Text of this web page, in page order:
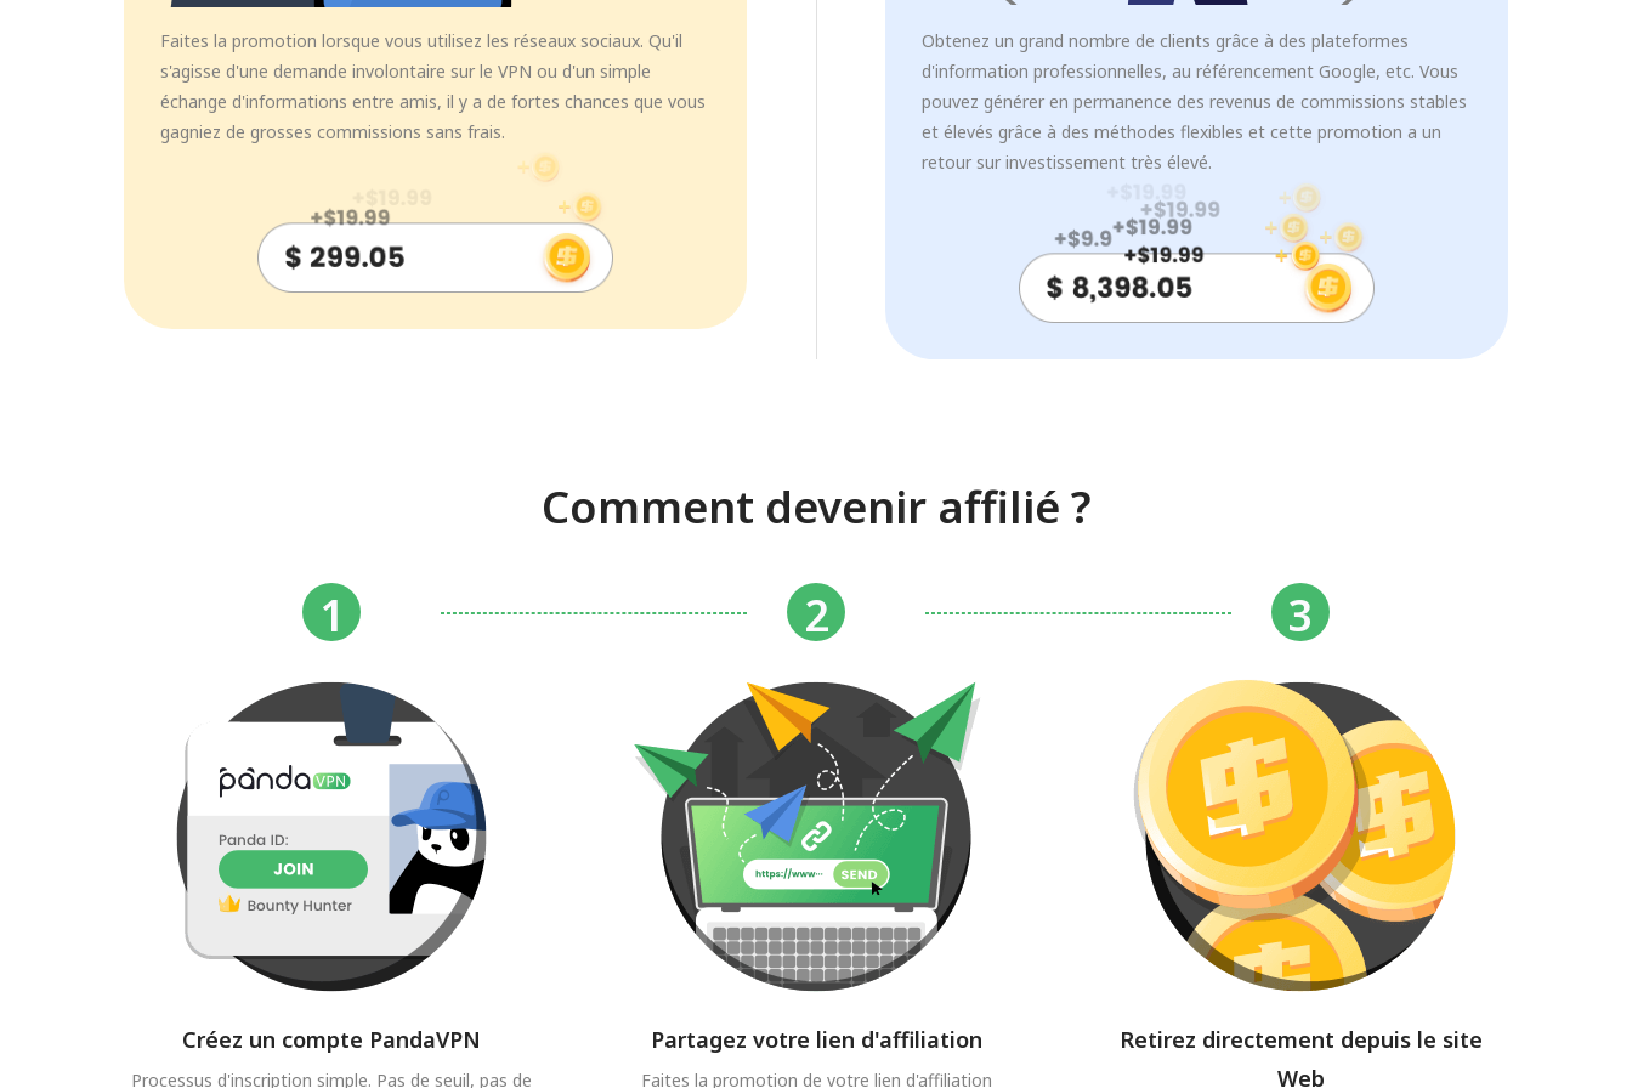
Faites la promotion lorsque vous utilisez les réseaux sociaux. Qu'il
s'agisse d'une demande involontaire sur le VPN ou d'un simple
échange d'informations entre amis, il y a de fortes chances que vous
gagniez de grosses commissions sans frais.
Obtenez un grand nombre de clients grâce à des plateformes
d'information professionnelles, au référencement Google, etc. Vous
pouvez générer en permanence des revenus de commissions stables
et élevés grâce à des méthodes flexibles et cette promotion a un
retour sur investissement très élevé.
Comment devenir affilié ?
Créez un compte PandaVPN
Processus d'inscription simple. Pas de seuil, pas de
Partagez votre lien d'affiliation
Faites la promotion de votre lien d'affiliation
Retirez directement depuis le site
Web